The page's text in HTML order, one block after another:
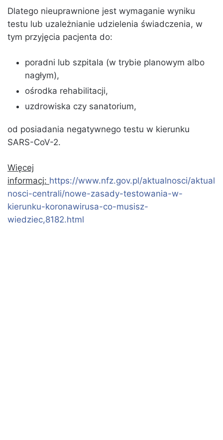
Dlatego nieuprawnione jest wymaganie wyniku
testu lub uzależnianie udzielenia świadczenia, w
tym przyjęcia pacjenta do:
poradni lub szpitala (w trybie planowym albo
nagłym),
ośrodka rehabilitacji,
uzdrowiska czy sanatorium,
od posiadania negatywnego testu w kierunku
SARS-CoV-2.
Więcej
informacj: https://www.nfz.gov.pl/aktualnosci/aktual
nosci-centrali/nowe-zasady-testowania-w-
kierunku-koronawirusa-co-musisz-
wiedziec,8182.html